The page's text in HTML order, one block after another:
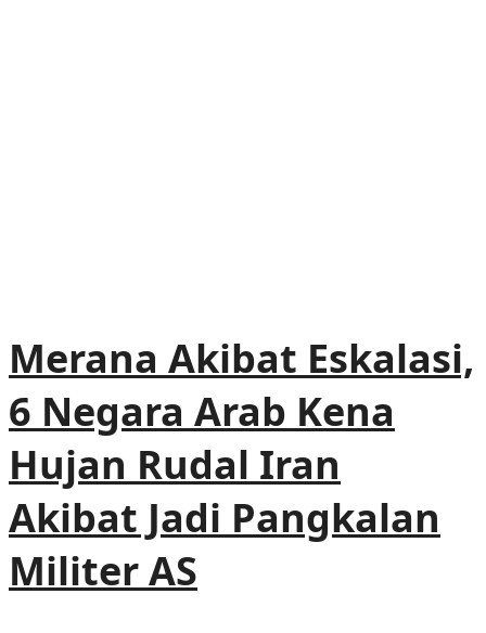
Merana Akibat Eskalasi,
6 Negara Arab Kena
Hujan Rudal Iran
Akibat Jadi Pangkalan
Militer AS